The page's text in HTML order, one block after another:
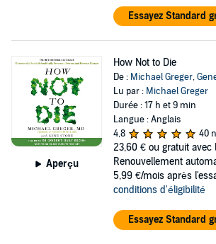
Essayez Standard
Aperçu
How Not to Die
De : Michael Greger,
Lu par : Michael Greger
Durée : 17 h et 9 min
Langue : Anglais
4,8
40
23,60 € ou gratuit avec
Renouvellement
5,99 €/mois après
conditions d'éligibilité
Essayez Standard